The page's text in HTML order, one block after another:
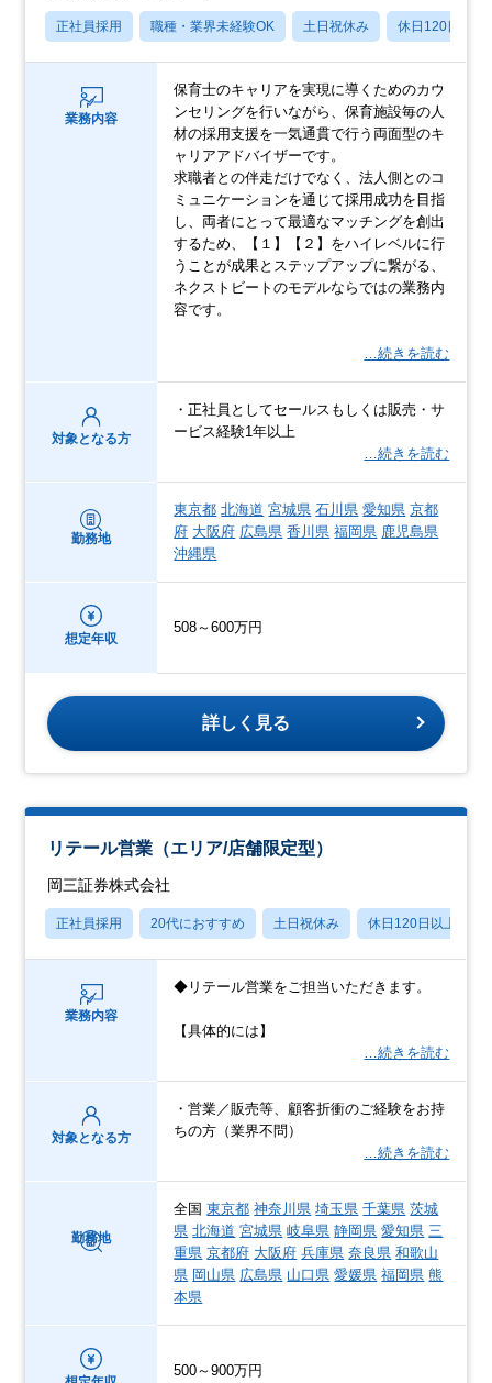
正社員採用 職種・業界未経験OK 土日祝休み 休日120日以上
業務内容
保育士のキャリアを実現に導くためのカウ
ンセリングを行いながら、保育施設毎の人
材の採用支援を一気通貫で行う両面型のキ
ャリアアドバイザーです。
求職者との伴走だけでなく、法人側とのコ
ミュニケーションを通じて採用成功を目指
し、両者にとって最適なマッチングを創出
するため、【１】【２】をハイレベルに行
うことが成果とステップアップに繋がる、
ネクストビートのモデルならではの業務内
容です。
…続きを読む
対象となる方
・正社員としてセールスもしくは販売・サ
ービス経験1年以上
…続きを読む
勤務地
東京都 北海道 宮城県 石川県 愛知県 京都
府 大阪府 広島県 香川県 福岡県 鹿児島県
沖縄県
想定年収
508～600万円
詳しく見る
リテール営業（エリア/店舗限定型）
岡三証券株式会社
正社員採用 20代におすすめ 土日祝休み 休日120日以上
業務内容
◆リテール営業をご担当いただきます。
【具体的には】
…続きを読む
対象となる方
・営業／販売等、顧客折衝のご経験をお持
ちの方（業界不問）
…続きを読む
勤務地
全国東京都 神奈川県 埼玉県 千葉県 茨城
県 北海道 宮城県 岐阜県 静岡県 愛知県 三
重県 京都府 大阪府 兵庫県 奈良県 和歌山
県 岡山県 広島県 山口県 愛媛県 福岡県 熊
本県
500～900万円